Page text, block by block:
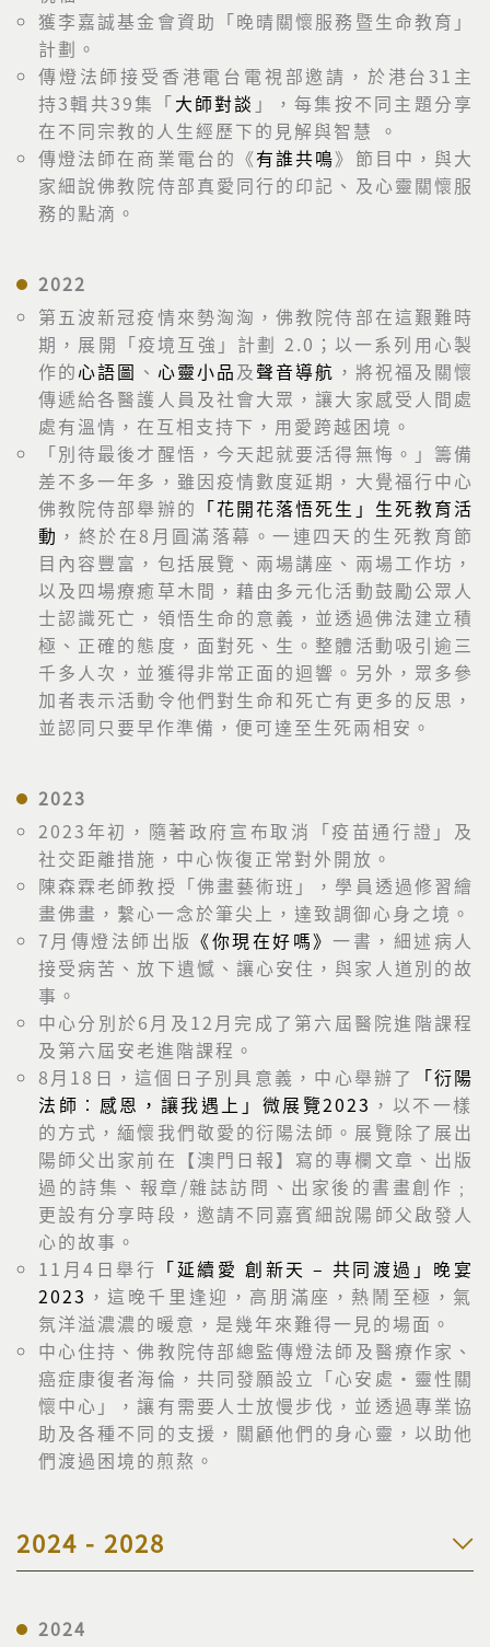
獲李嘉誠基金會資助「晚晴關懷服務暨生命教育」
計劃。
傳燈法師接受香港電台電視部邀請，於港台31主
持3輯共39集「大師對談 」，每集按不同主題分享
在不同宗教的人生經歷下的見解與智慧 。
傳燈法師在商業電台的《有誰共鳴》節目中，與大
家細說佛教院侍部真愛同行的印記、及心靈關懷服
務的點滴。
2022
第五波新冠疫情來勢洶洶，佛教院侍部在這艱難時
期，展開「疫境互強」計劃 2.0；以一系列用心製
作的心語圖 、 心靈小品及聲音導航 ，將祝福及關懷
傳遞給各醫護人員及社會大眾，讓大家感受人間處
處有溫情，在互相支持下，用愛跨越困境。
「別待最後才醒悟，今天起就要活得無悔。」籌備
差不多一年多，雖因疫情數度延期，大覺福行中心
佛教院侍部舉辦的 「花開花落悟死生」生死教育活
動 ，終於在8月圓滿落幕。一連四天的生死教育節
目內容豐富，包括展覽、兩場講座、兩場工作坊，
以及四場療癒草木間，藉由多元化活動鼓勵公眾人
士認識死亡，領悟生命的意義，並透過佛法建立積
極、正確的態度，面對死、生。整體活動吸引逾三
千多人次，並獲得非常正面的迴響。另外，眾多參
加者表示活動令他們對生命和死亡有更多的反思，
並認同只要早作準備，便可達至生死兩相安。
2023
2023年初，隨著政府宣布取消「疫苗通行證」及
社交距離措施，中心恢復正常對外開放。
陳森霖老師教授「佛畫藝術班」，學員透過修習繪
畫佛畫， 繫心一念於筆尖上，達致調御心身之境 。
7月傳燈法師出版 《你現在好嗎》一書，細述病人
接受病苦、放下遺憾、讓心安住，與家人道別的故
事。
中心分別於6月及12月完成了 第六屆醫院進階課程
及第六屆安老進階課程 。
8月 18 日，這個日子別具意義，中心舉辦了
「衍陽
法師︰感恩， 讓我遇上」微展覽2023 ，以不一樣
的方式，緬懷我們敬愛的衍陽法師。展覽除了展出
陽師父出家前在【澳門日報】寫的專欄文章、出版
過的詩集、報章 /雜誌訪問、 出家後的書畫創作 ﹔
更設有分享時段， 邀請不同嘉賓細說陽師父啟發人
心的故事。
11 月4 日舉行 「延續愛 創新天 – 共同渡過」晚宴
2023 ， 這晚千里逢迎，高朋滿座，熱鬧至極，氣
氛洋溢濃濃的暖意， 是幾年來難得一見的場面。
中心住持、佛教院侍部總監傳燈法師及醫療作家、
癌症康復者海倫， 共同發願設立「心安處・靈性關
懷中心」，讓有需要人士放慢步伐， 並透過專業協
助及各種不同的支援，關顧他們的身心靈， 以助他
們渡過困境的煎熬。
2024 - 2028
2024